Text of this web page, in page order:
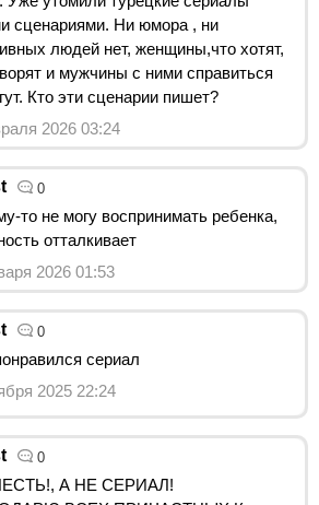
сценариями. Ни юмора , ни
людей нет, женщины,что хотят,
и мужчины с ними справиться
Кто эти сценарии пишет?
2026 03:24
0
то не могу воспринимать ребенка,
отталкивает
2026 01:53
0
сериал
2025 22:24
0
А НЕ СЕРИАЛ!